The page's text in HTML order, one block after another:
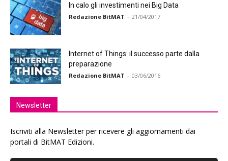
In calo gli investimenti nei Big Data
Redazione BitMAT - 21/04/2017
Internet of Things: il successo parte dalla
preparazione
Redazione BitMAT - 03/06/2016
Newsletter
Iscriviti alla Newsletter per ricevere gli aggiornamenti dai
portali di BitMAT Edizioni.